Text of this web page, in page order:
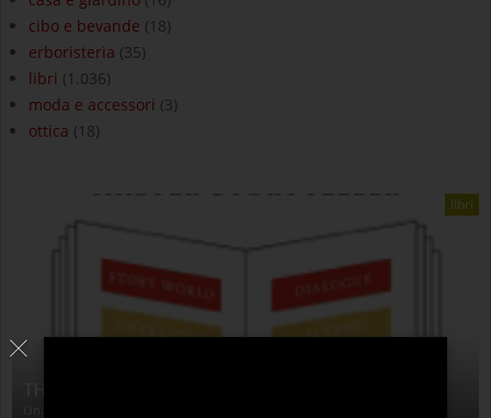
cibo e bevande (18)
erboristeria (35)
libri (1.036)
moda e accessori (3)
ottica (18)
libri